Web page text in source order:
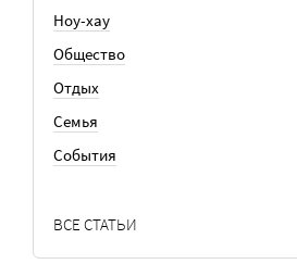
Ноу-хау
Общество
Отдых
Семья
События
ВСЕ СТАТЬИ